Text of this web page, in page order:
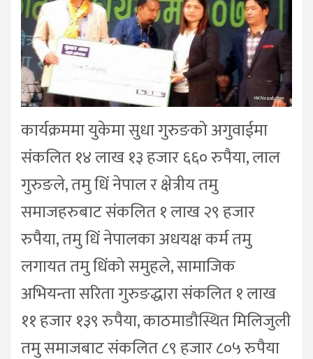
कार्यक्रममा युकेमा सुधा गुरुङको अगुवाईमा
संकलित १४ लाख १३ हजार ६६० रुपैया, लाल
गुरुङले, तमु धिं नेपाल र क्षेत्रीय तमु
समाजहरुबाट संकलित १ लाख २९ हजार
रुपैया, तमु धिं नेपालका अधयक्ष कर्म तमु
लगायत तमु धिंको समुहले, सामाजिक
अभियन्ता सरिता गुरुङद्धारा संकलित १ लाख
११ हजार १३९ रुपैया, काठमाडौस्थित मिलिजुली
तमु समाजबाट संकलित ८९ हजार ८०५ रुपैया